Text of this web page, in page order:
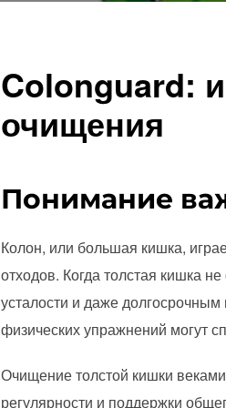
Colonguard:
очищения
Понимание
Колон, или большая кишка,
отходов. Когда толстая кишка
усталости и даже
физических упражнений могут
Очищение толстой кишки
регулярности и поддержки